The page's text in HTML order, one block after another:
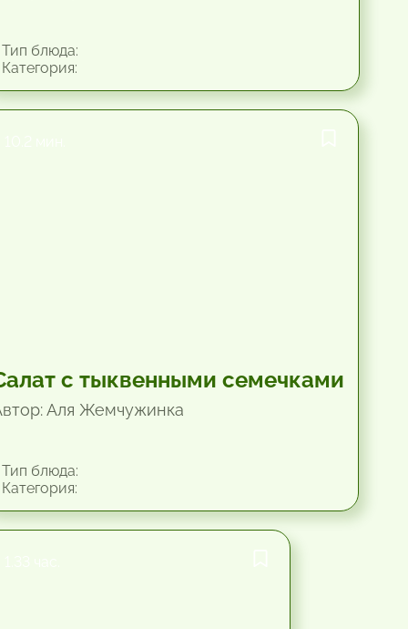
блюда:
с тыквенными семечками
Аля Жемчужинка
блюда: